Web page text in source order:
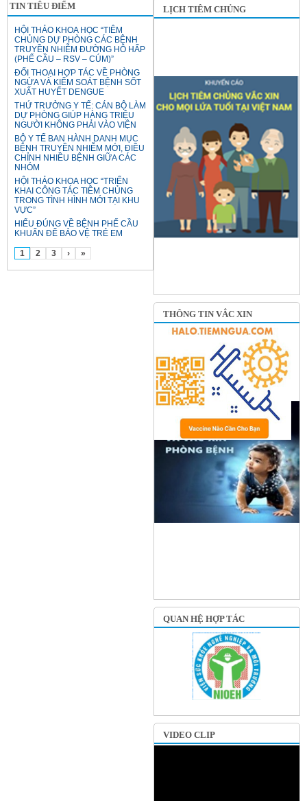
TIN TIÊU ĐIỂM
HỘI THẢO KHOA HỌC “TIÊM
CHỦNG DỰ PHÒNG CÁC BỆNH
TRUYỀN NHIỄM ĐƯỜNG HÔ HẤP
(PHẾ CẦU – RSV – CÚM)”
ĐỐI THOẠI HỢP TÁC VỀ PHÒNG
NGỪA VÀ KIỂM SOÁT BỆNH SỐT
XUẤT HUYẾT DENGUE
THỨ TRƯỞNG Y TẾ: CÁN BỘ LÀM
DỰ PHÒNG GIÚP HÀNG TRIỆU
NGƯỜI KHÔNG PHẢI VÀO VIỆN
BỘ Y TẾ BAN HÀNH DANH MỤC
BỆNH TRUYỀN NHIỄM MỚI, ĐIỀU
CHỈNH NHIỀU BỆNH GIỮA CÁC
NHÓM
HỘI THẢO KHOA HỌC “TRIỂN
KHAI CÔNG TÁC TIÊM CHỦNG
TRONG TÌNH HÌNH MỚI TẠI KHU
VỰC”
HIỂU ĐÚNG VỀ BỆNH PHẾ CẦU
KHUẨN ĐỂ BẢO VỆ TRẺ EM
1 2 3 › »
LỊCH TIÊM CHỦNG
THÔNG TIN VẮC XIN
QUAN HỆ HỢP TÁC
VIDEO CLIP